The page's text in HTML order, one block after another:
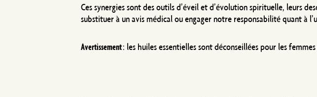
Ces synergies sont des outils d’éveil et d’évolution spirituelle, leurs
substituer à un avis médical ou engager notre responsabilité quant à
Avertissement: les huiles essentielles sont déconseillées pour les